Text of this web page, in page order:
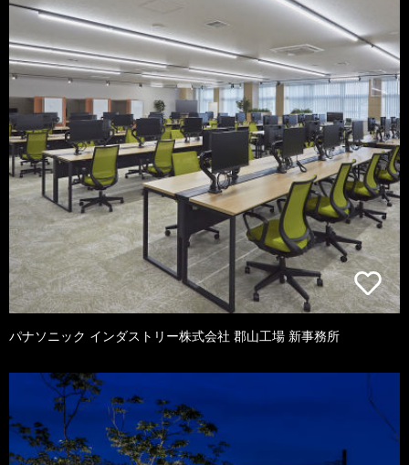
パナソニック インダストリー株式会社 郡山工場 新事務所